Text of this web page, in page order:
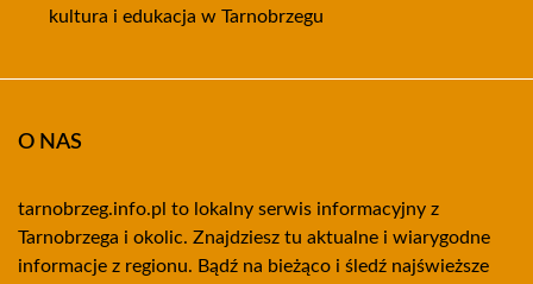
kultura i edukacja w Tarnobrzegu
O NAS
tarnobrzeg.info.pl to lokalny serwis informacyjny z
Tarnobrzega i okolic. Znajdziesz tu aktualne i wiarygodne
informacje z regionu. Bądź na bieżąco i śledź najświeższe